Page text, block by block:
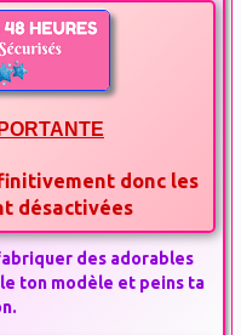
donc les
désactivées
des adorables
ton modèle et peins ta